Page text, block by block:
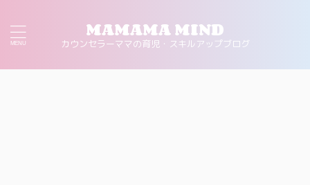
MAMAMA MIND
カウンセラーママの育児・スキルアップブログ